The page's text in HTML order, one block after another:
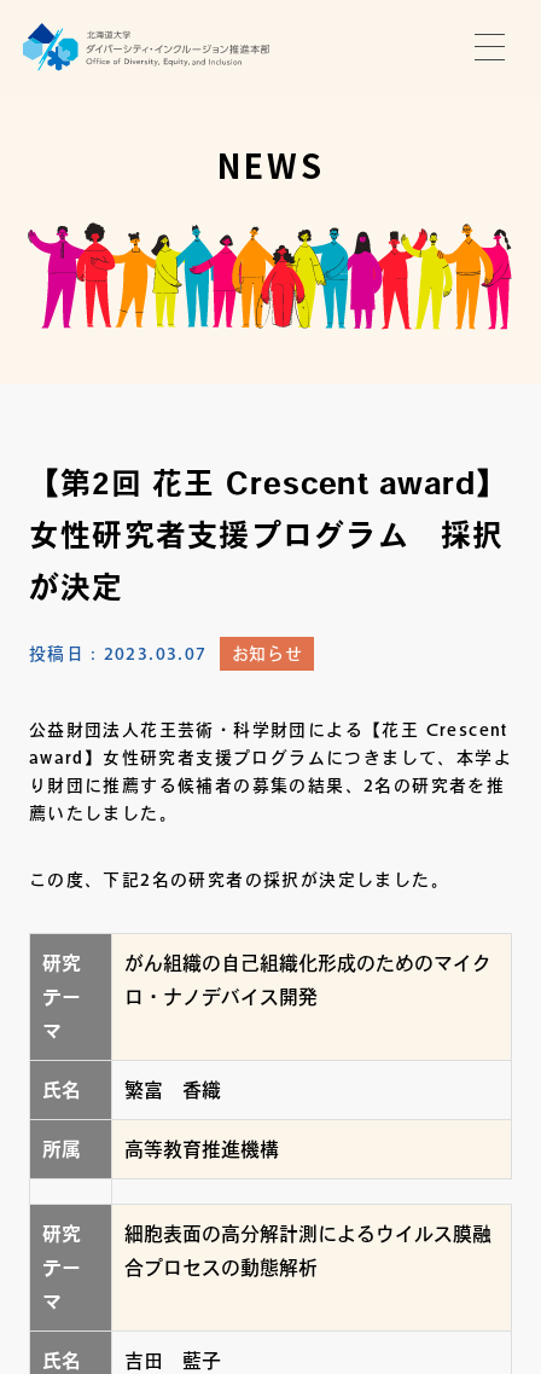
推進本部について
アクセス・お問い合わせ
NEWS
【第2回 花王 Crescent award】
女性研究者支援プログラム 採択
が決定
投稿日： 2023.03.07 お知らせ
公益財団法人花王芸術・科学財団による【花王 Crescent
award】女性研究者支援プログラムにつきまして、本学よ
り財団に推薦する候補者の募集の結果、2名の研究者を推
薦いたしました。
この度、下記2名の研究者の採択が決定しました。
研究
テー
マ
がん組織の自己組織化形成のためのマイク
ロ・ナノデバイス開発
氏名 繁富 香織
所属 高等教育推進機構
研究
テー
マ
細胞表面の高分解計測によるウイルス膜融
合プロセスの動態解析
氏名 吉田 藍子